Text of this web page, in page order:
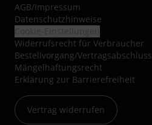
AGB/Impressum
Datenschutzhinweise
Widerrufsrecht für Verbraucher
Bestellvorgang/Vertragsabschluss
Mängelhaftungsrecht
Erklärung zur Barrierefreiheit
Vertrag widerrufen